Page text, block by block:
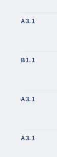
A3.1
B1.1
A3.1
A3.1